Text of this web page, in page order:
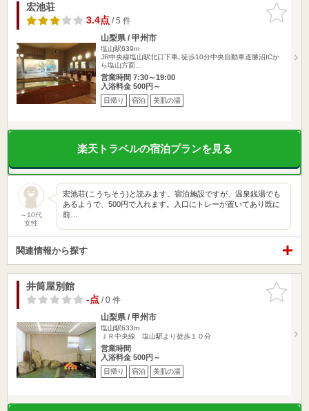
お気に入
りに追加
宏池荘
3.4点/ 5 件
山梨県 / 甲州市
塩山駅639m
JR中央線塩山駅北口下車､徒歩10分中央自動車道勝沼ICか
ら塩山方面…
営業時間 7:30～19:00
入浴料金 500円～
日帰り 宿泊 美肌の湯
楽天トラベルの宿泊プランを見る
～10代
女性
宏池荘(こうちそう)と読みます。宿泊施設ですが、温泉銭湯でも
あるようで、500円で入れます。入口にトレーが置いてあり既に
前…
関連情報から探す
お気に入
りに追加
井筒屋別館
-点/ 0 件
山梨県 / 甲州市
塩山駅633m
ＪＲ中央線 塩山駅より徒歩１０分
営業時間
入浴料金 500円～
日帰り 宿泊 美肌の湯